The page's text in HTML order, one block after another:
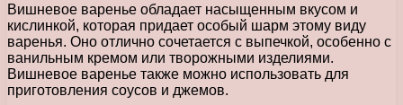
Вишневое варенье обладает насыщенным вкусом и
кислинкой, которая придает особый шарм этому виду
варенья. Оно отлично сочетается с выпечкой, особенно с
ванильным кремом или творожными изделиями.
Вишневое варенье также можно использовать для
приготовления соусов и джемов.